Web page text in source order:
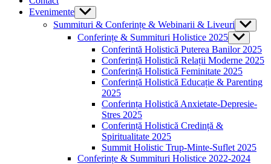
Evenimente Show
sub
menu
Summituri & Conferințe & Webinarii & Liveuri Show
sub
menu
Conferințe & Summituri Holistice 2025 Show
sub
menu
Conferintă Holistică Puterea Banilor 2025
Conferință Holistică Relații Moderne 2025
Conferință Holistică Feminitate 2025
Conferință Holistică Educație & Parenting
2025
Conferința Holistică Anxietate-Depresie-
Stres 2025
Conferință Holistică Credință &
Spiritualitate 2025
Summit Holistic Trup-Minte-Suflet 2025
Conferințe & Summituri Holistice 2022-2024